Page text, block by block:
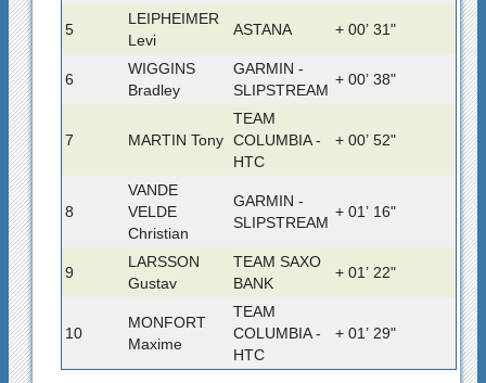
5
LEIPHEIMER
Levi
ASTANA + 00’ 31"
6
WIGGINS
Bradley
GARMIN -
SLIPSTREAM
+ 00’ 38"
7 MARTIN Tony
TEAM
COLUMBIA -
HTC
+ 00’ 52"
8
VANDE
VELDE
Christian
GARMIN -
SLIPSTREAM
+ 01’ 16"
9
LARSSON
Gustav
TEAM SAXO
BANK
+ 01’ 22"
10
MONFORT
Maxime
TEAM
COLUMBIA -
HTC
+ 01’ 29"